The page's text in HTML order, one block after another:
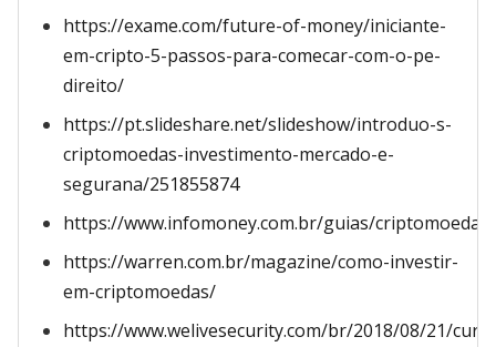
https://exame.com/future-of-money/iniciante-
em-cripto-5-passos-para-comecar-com-o-pe-
direito/
https://pt.slideshare.net/slideshow/introduo-s-
criptomoedas-investimento-mercado-e-
segurana/251855874
https://www.infomoney.com.br/guias/criptomoedas/
https://warren.com.br/magazine/como-investir-
em-criptomoedas/
https://www.welivesecurity.com/br/2018/08/21/